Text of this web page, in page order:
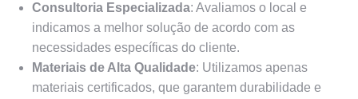
Consultoria Especializada: Avaliamos o local e
indicamos a melhor solução de acordo com as
necessidades específicas do cliente.
Materiais de Alta Qualidade: Utilizamos apenas
materiais certificados, que garantem durabilidade e